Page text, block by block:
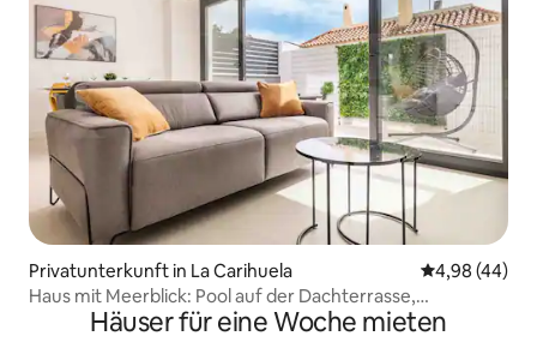
Privatunterkunft in La Carihuela
4,98 (44)
Haus mit Meerblick: Pool auf der Dachterrasse,
Spielzimmer, Parkplatz|REMS
Häuser für eine Woche mieten